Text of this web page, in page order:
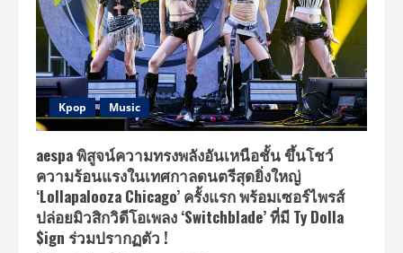
Kpop Music
aespa พิสูจน์ความทรงพลังอันเหนือชั้น ขึ้นโชว์
ความร้อนแรงในเทศกาลดนตรีสุดยิ่งใหญ่
‘Lollapalooza Chicago’ ครั้งแรก พร้อมเซอร์ไพรส์
ปล่อยมิวสิกวิดีโอเพลง ‘Switchblade’ ที่มี Ty Dolla
$ign ร่วมปรากฏตัว !